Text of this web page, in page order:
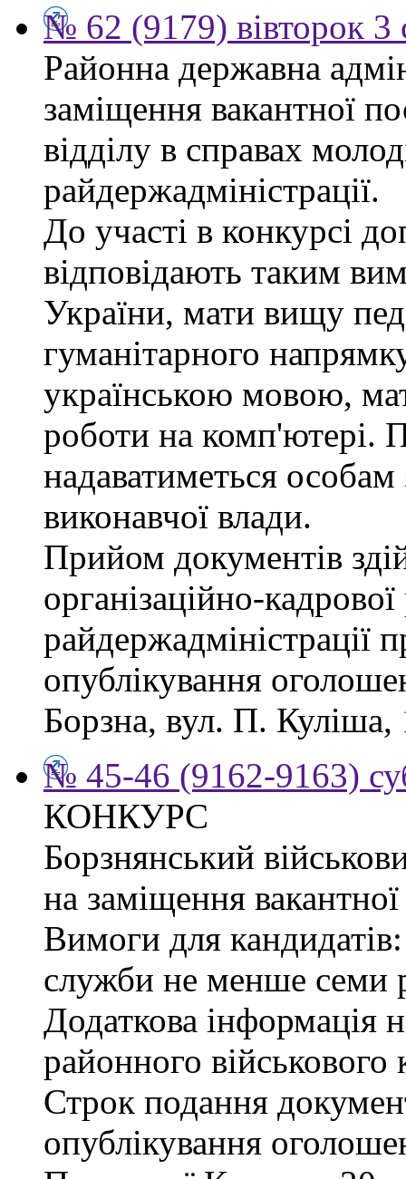
№ 62 (9179) вівторок 3
Районна державна
заміщення вакантної
відділу в справах
райдержадміністрації.
До участі в конкурсі
відповідають таким
України, мати вищу
гуманітарного
українською мовою,
роботи на комп'ютері.
надаватиметься
виконавчої влади.
Прийом документів
організаційно-
райдержадміністрації
опублікування
Борзна, вул. П.
№ 45-46 (9162-9163)
КОНКУРС
Борзнянський
на заміщення
Вимоги для
служби не менше семи
Додаткова інформація
районного військового
Строк подання
опублікування